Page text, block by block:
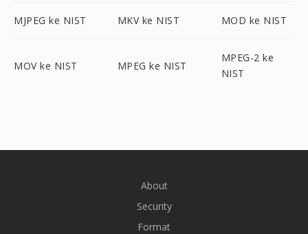
MJPEG ke NIST MKV ke NIST MOD ke NIST
MOV ke NIST MPEG ke NIST
MPEG-2 ke
NIST
About
Security
Format